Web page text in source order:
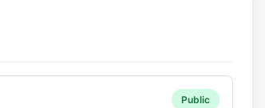
Public